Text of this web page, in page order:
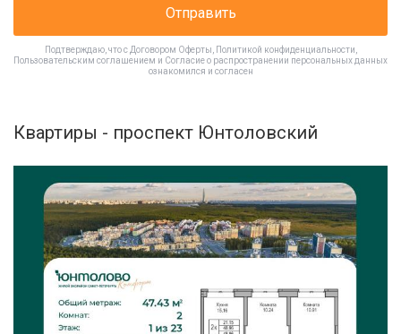
Отправить
Подтверждаю, что с Договором Оферты Политикой конфиденциальности
Пользовательским соглашением и Согласие о распространении персональных данных
ознакомился и согласен
Квартиры - проспект Юнтоловский